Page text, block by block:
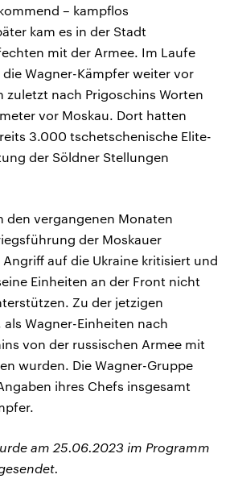
– kampflos
kam es in der Stadt
mit der Armee. Im Laufe
die Wagner-Kämpfer weiter vor
zuletzt nach Prigoschins Worten
vor Moskau. Dort hatten
3.000 tschetschenische Elite-
der Söldner Stellungen
den vergangenen Monaten
der Moskauer
auf die Ukraine kritisiert und
Einheiten an der Front nicht
Zu der jetzigen
als Wagner-Einheiten nach
von der russischen Armee mit
wurden. Die Wagner-Gruppe
ihres Chefs insgesamt
am 25.06.2023 im Programm